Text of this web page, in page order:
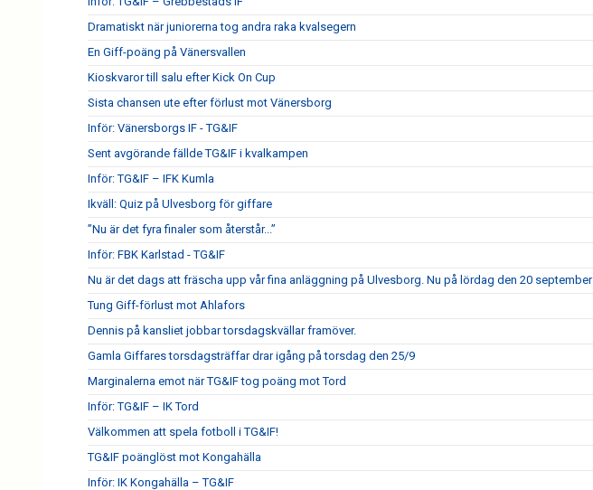
Dramatiskt när juniorerna tog andra raka kvalsegern
En Giff-poäng på Vänersvallen
Kioskvaror till salu efter Kick On Cup
Sista chansen ute efter förlust mot Vänersborg
Inför: Vänersborgs IF - TG&IF
Sent avgörande fällde TG&IF i kvalkampen
Inför: TG&IF – IFK Kumla
Ikväll: Quiz på Ulvesborg för giffare
”Nu är det fyra finaler som återstår...”
Inför: FBK Karlstad - TG&IF
Nu är det dags att fräscha upp vår fina anläggning på Ulvesborg. Nu på lördag den 20 september
Tung Giff-förlust mot Ahlafors
Dennis på kansliet jobbar torsdagskvällar framöver.
Gamla Giffares torsdagsträffar drar igång på torsdag den 25/9
Marginalerna emot när TG&IF tog poäng mot Tord
Inför: TG&IF – IK Tord
Välkommen att spela fotboll i TG&IF!
TG&IF poänglöst mot Kongahälla
Inför: IK Kongahälla – TG&IF